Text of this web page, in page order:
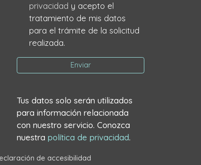
privacidad y acepto el
tratamiento de mis datos
para el trámite de la solicitud
realizada.
Enviar
Tus datos solo serán utilizados
para información relacionada
con nuestro servicio. Conozca
nuestra política de privacidad.
de accesibilidad